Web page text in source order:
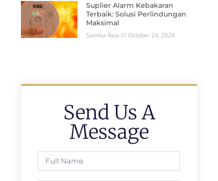
Suplier Alarm Kebakaran
Terbaik: Solusi Perlindungan
Maksimal
Santika Reja October 24, 2024
Send Us A
Message